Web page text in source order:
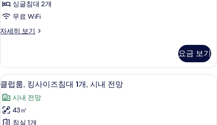
사
진
모
기
내
전
자
보
기
글
침
대
개,
시
내
전
망
사
싱글침대 2개
무료 WiFi
자세히 보기
프
룸,
싱
글
대
2
개,
요금 보기
클
럽
룸,
킹
저자극성 침구, 오리/거위털 이불, 미니
10
클럽룸, 킹사이즈침대 1개, 시내 전망
시내 전망
43㎡
침실 1개